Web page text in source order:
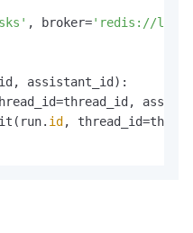
, broker='redis://
assistant_id ):
id ,